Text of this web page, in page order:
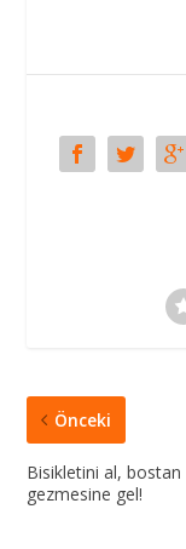
Önceki
Bisikletini al, bostan
gezmesine gel!